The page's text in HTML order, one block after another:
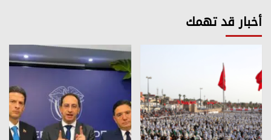
أخبار قد تهمك